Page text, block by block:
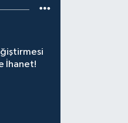
İhanet!